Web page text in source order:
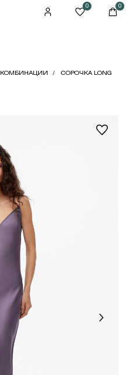
0 0
КОМБИНАЦИИ
СОРОЧКА LONG